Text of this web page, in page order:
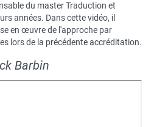
du master Traduction et
années. Dans cette vidéo, il
en œuvre de l'approche par
lors de la précédente accréditation.
Barbin